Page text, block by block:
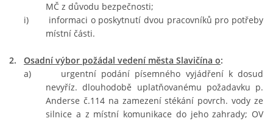
MČ z důvodu bezpečnosti;
i) informaci o poskytnutí dvou pracovníků pro potřeby
místní části.
2. Osadní výbor požádal vedení města Slavičína o:
a) urgentní podání písemného vyjádření k dosud
nevyříz. dlouhodobě uplatňovanému požadavku p.
Anderse č.114 na zamezení stékání povrch. vody ze
silnice a z místní komunikace do jeho zahrady; OV